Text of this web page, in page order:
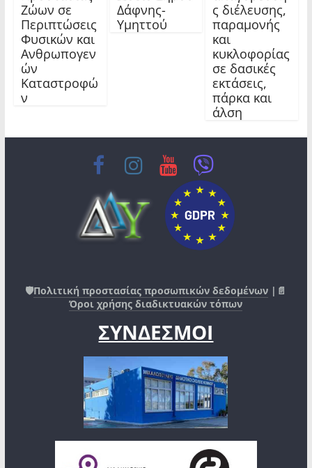
Ζώων σε
Περιπτώσεις
Φυσικών και
Ανθρωπογεν
ών
Καταστροφώ
ν
Δάφνης-
Υμηττού
ς διέλευσης,
παραμονής
και
κυκλοφορίας
σε δασικές
εκτάσεις,
πάρκα και
άλση
🛡️Πολιτική προστασίας προσωπικών δεδομένων |📄
Όροι χρήσης διαδικτυακών τόπων
ΣΥΝΔΕΣΜΟΙ